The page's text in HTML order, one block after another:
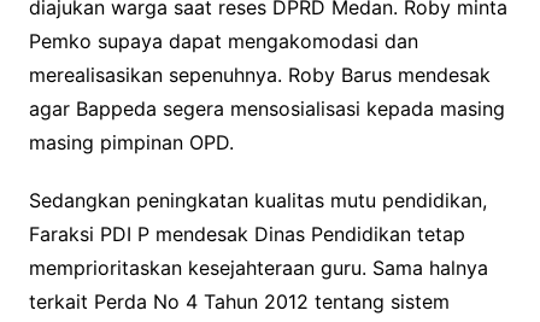
diajukan warga saat reses DPRD Medan. Roby minta
Pemko supaya dapat mengakomodasi dan
merealisasikan sepenuhnya. Roby Barus mendesak
agar Bappeda segera mensosialisasi kepada masing
masing pimpinan OPD.
Sedangkan peningkatan kualitas mutu pendidikan,
Faraksi PDI P mendesak Dinas Pendidikan tetap
memprioritaskan kesejahteraan guru. Sama halnya
terkait Perda No 4 Tahun 2012 tentang sistem